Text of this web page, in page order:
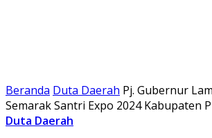
Beranda Duta Daerah Pj. Gubernur
Semarak Santri Expo 2024 Kabupaten
Duta Daerah